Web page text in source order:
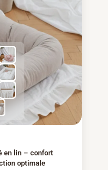
en lin – confort
optimale